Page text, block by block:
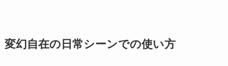
変幻自在の日常シーンでの使い方